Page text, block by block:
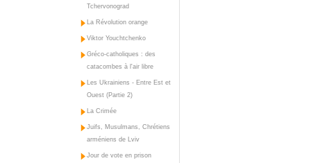
Tchervonograd
La Révolution orange
Viktor Youchtchenko
Gréco-catholiques : des
catacombes à l'air libre
Les Ukrainiens - Entre Est et
Ouest (Partie 2)
La Crimée
Juifs, Musulmans, Chrétiens
arméniens de Lviv
Jour de vote en prison